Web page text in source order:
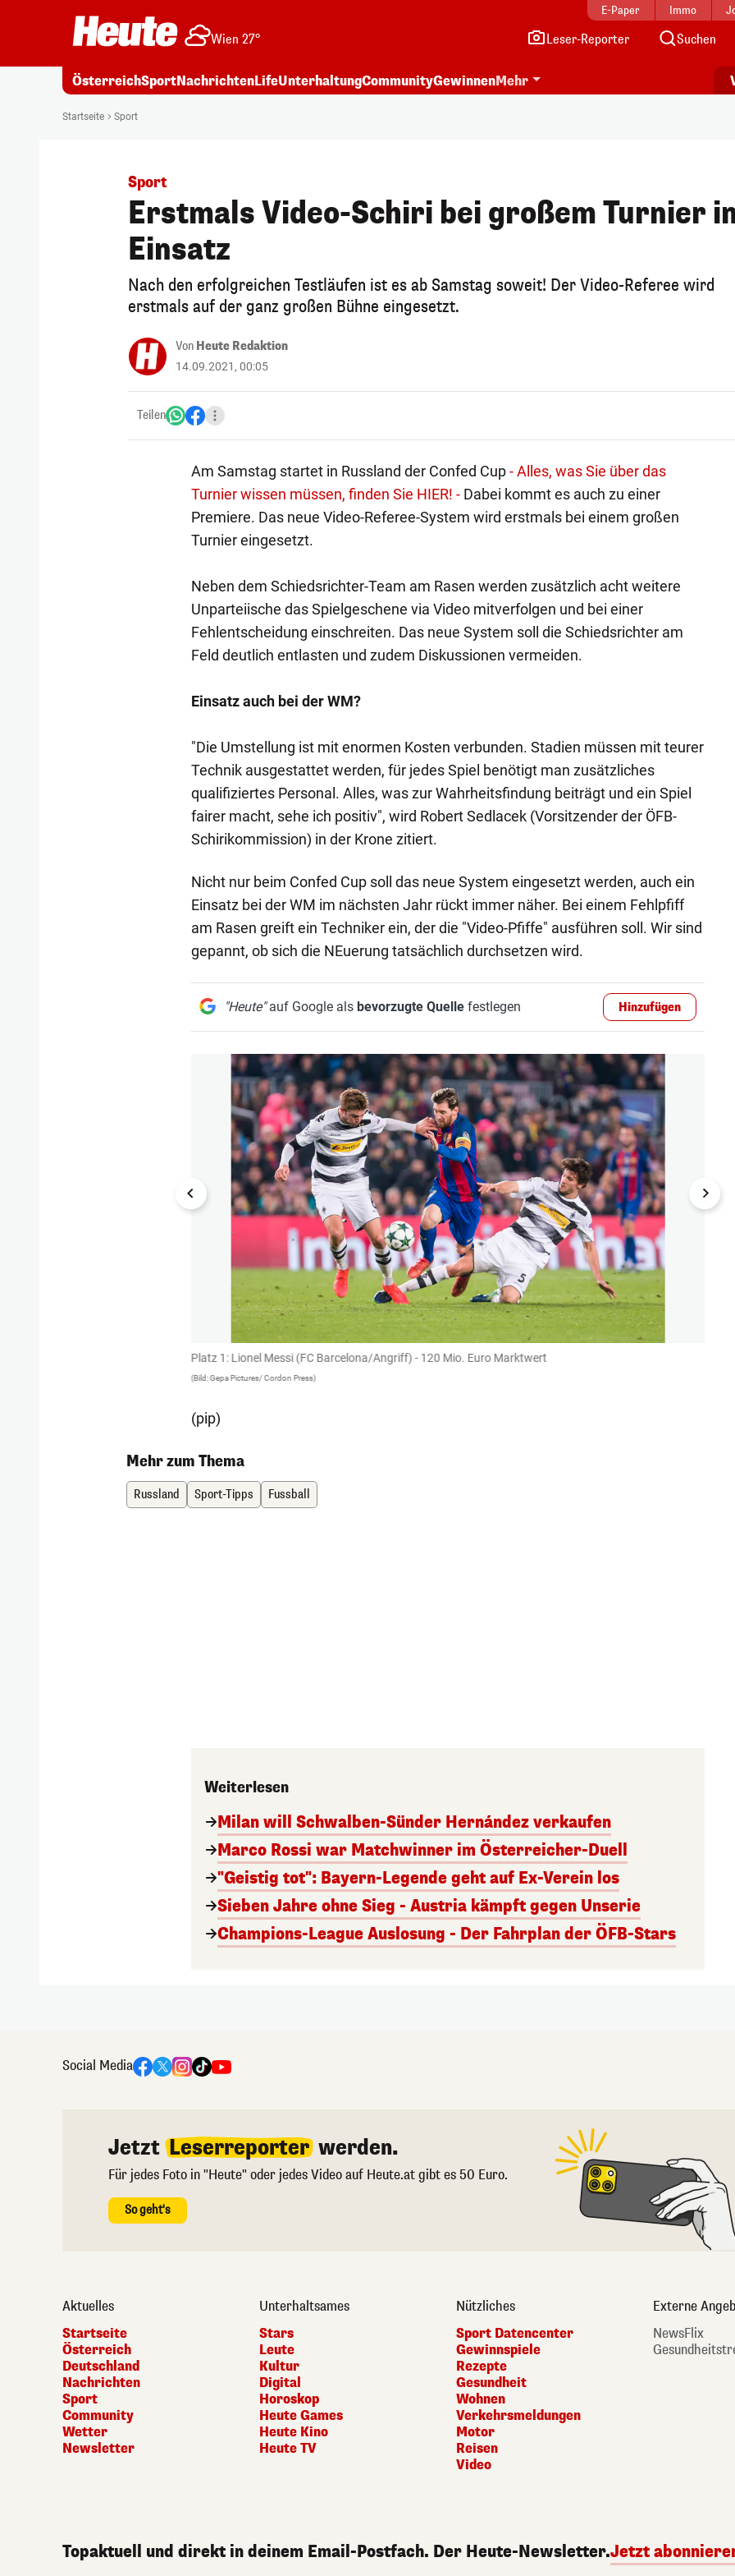
E-Paper Immo
Wien 27° Leser-Reporter Suchen
ÖsterreichSportNachrichtenLifeUnterhaltungCommunityGewinnenMehr
Startseite Sport
Sport
Erstmals Video-Schiri bei großem Turnier
Einsatz
Nach den erfolgreichen Testläufen ist es ab Samstag soweit! Der Video-Referee wird
erstmals auf der ganz großen Bühne eingesetzt.
Von Heute Redaktion
14.09.2021, 00:05
Teilen
Am Samstag startet in Russland der Confed Cup- Alles, was Sie über das
Turnier wissen müssen, finden Sie HIER! -Dabei kommt es auch zu einer
Premiere. Das neue Video-Referee-System wird erstmals bei einem großen
Turnier eingesetzt.
Neben dem Schiedsrichter-Team am Rasen werden zusätzlich acht weitere
Unparteiische das Spielgeschene via Video mitverfolgen und bei einer
Fehlentscheidung einschreiten. Das neue System soll die Schiedsrichter am
Feld deutlich entlasten und zudem Diskussionen vermeiden.
Einsatz auch bei der WM?
"Die Umstellung ist mit enormen Kosten verbunden. Stadien müssen mit teurer
Technik ausgestattet werden, für jedes Spiel benötigt man zusätzliches
qualifiziertes Personal. Alles, was zur Wahrheitsfindung beiträgt und ein Spiel
fairer macht, sehe ich positiv", wird Robert Sedlacek (Vorsitzender der ÖFB-
Schirikommission) in der Krone zitiert.
Nicht nur beim Confed Cup soll das neue System eingesetzt werden, auch ein
Einsatz bei der WM im nächsten Jahr rückt immer näher. Bei einem Fehlpfiff
am Rasen greift ein Techniker ein, der die "Video-Pfiffe" ausführen soll. Wir sind
gepannt, ob sich die NEuerung tatsächlich durchsetzen wird.
"Heute"auf Google als bevorzugte Quellefestlegen Hinzufügen
1/50
Platz 1: Lionel Messi (FC Barcelona/Angriff) - 120 Mio. Euro Marktwert
(Bild: Gepa Pictures/ Cordon Press)
(pip)
Mehr zum Thema
Russland Sport-Tipps Fussball
Weiterlesen
Milan will Schwalben-Sünder Hernández verkaufen
Marco Rossi war Matchwinner im Österreicher-Duell
"Geistig tot": Bayern-Legende geht auf Ex-Verein los
Sieben Jahre ohne Sieg - Austria kämpft gegen Unserie
Champions-League Auslosung - Der Fahrplan der ÖFB-Stars
Social Media
Jetzt Leserreporter werden.
Für jedes Foto in "Heute" oder jedes Video auf Heute.at gibt es 50 Euro.
So geht's
Aktuelles
Startseite
Österreich
Deutschland
Nachrichten
Sport
Community
Wetter
Newsletter
Unterhaltsames
Stars
Leute
Kultur
Digital
Horoskop
Heute Games
Heute Kino
Heute TV
Nützliches
Sport Datencenter
Gewinnspiele
Rezepte
Gesundheit
Wohnen
Verkehrsmeldungen
Motor
Reisen
Video
Externe
NewsFlix
Topaktuell und direkt in deinem Email-Postfach. Der Heute-Newsletter.Jetzt